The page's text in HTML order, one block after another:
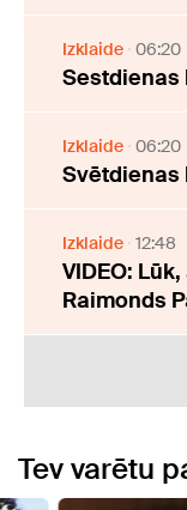
Izklaide 06:20
Sestdienas
Izklaide 06:20
Svētdienas
Izklaide 12:48
VIDEO:
Raimonds
Tev varētu